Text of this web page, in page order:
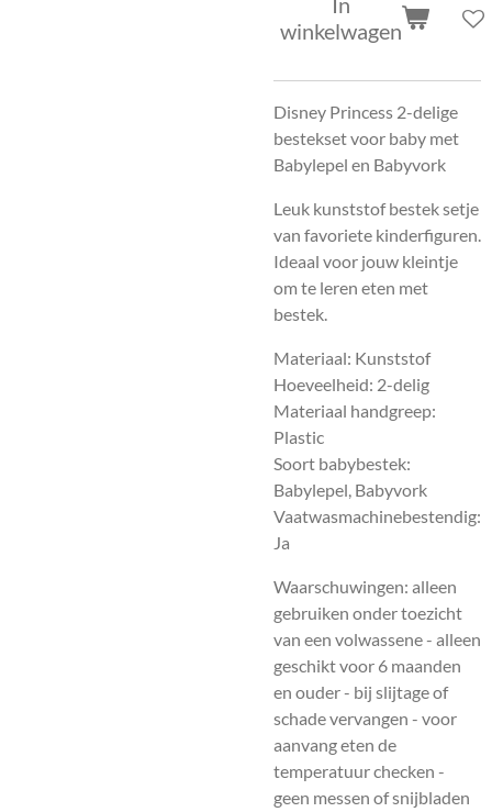
winkelwagen
Disney Princess 2-delige
bestekset voor baby met
Babylepel en Babyvork
Leuk kunststof bestek setje
van favoriete kinderfiguren.
Ideaal voor jouw kleintje
om te leren eten met
bestek.
Materiaal: Kunststof
Hoeveelheid: 2-delig
Materiaal handgreep:
Plastic
Soort babybestek:
Babylepel, Babyvork
Vaatwasmachinebestendig:
Ja
Waarschuwingen: alleen
gebruiken onder toezicht
van een volwassene - alleen
geschikt voor 6 maanden
en ouder - bij slijtage of
schade vervangen - voor
aanvang eten de
temperatuur checken -
geen messen of snijbladen